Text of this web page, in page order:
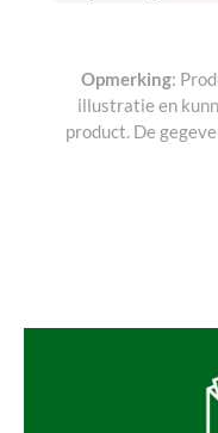
Opmerking:
illustratie en
product. De